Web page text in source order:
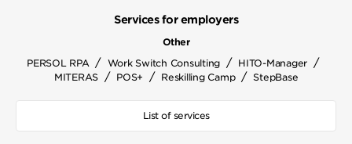
Services for employers
Other
PERSOL RPA / Work Switch Consulting / HITO-Manager /
MITERAS / POS+ / Reskilling Camp / StepBase
List of services